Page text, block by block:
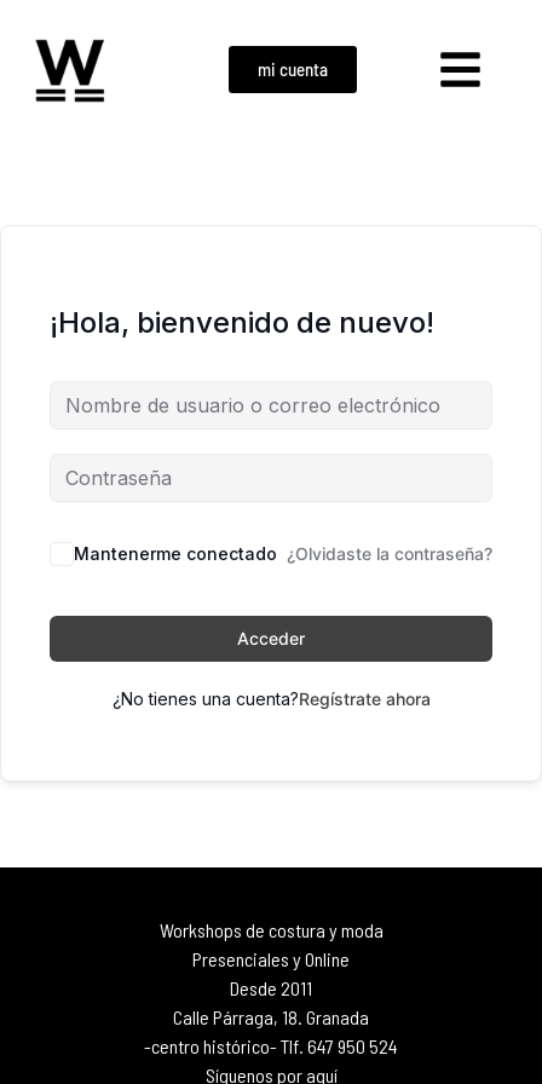
mi cuenta
¡Hola, bienvenido de nuevo!
Mantenerme conectado ¿Olvidaste la contraseña?
Acceder
¿No tienes una cuenta?Regístrate ahora
Workshops de costura y moda
Presenciales y Online
Desde 2011
Calle Párraga, 18. Granada
-centro histórico- Tlf. 647 950 524
Síguenos por aquí